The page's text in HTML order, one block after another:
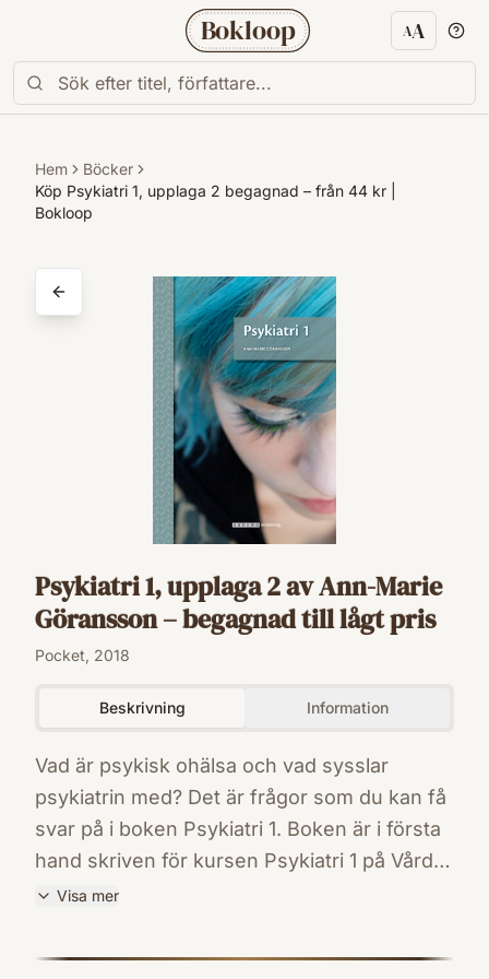
Bokloop AA
Hem
Böcker
Köp Psykiatri 1, upplaga 2 begagnad – från 44 kr |
Bokloop
Psykiatri 1, upplaga 2 av Ann-Marie
Göransson – begagnad till lågt pris
Pocket, 2018
Beskrivning Information
Vad är psykisk ohälsa och vad sysslar
psykiatrin med? Det är frågor som du kan få
svar på i boken Psykiatri 1. Boken är i första
hand skriven för kursen Psykiatri 1 på Vård-
och omsorgsprogrammet men den kan även
köpa som e-bok via Adlibris och Bokus.
Visa mer
9789152331163